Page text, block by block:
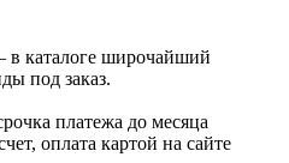
в каталоге широчайший
под заказ.
платежа до месяца
оплата картой на сайте